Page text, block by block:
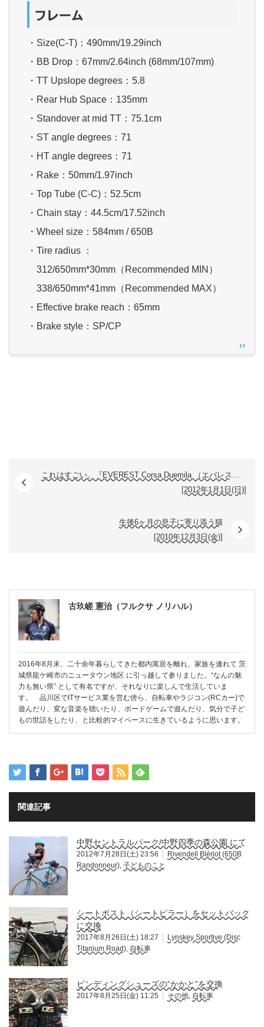
フレーム
・Size(C-T)：490mm/19.29inch
・BB Drop：67mm/2.64inch (68mm/107mm)
・TT Upslope degrees：5.8
・Rear Hub Space：135mm
・Standover at mid TT：75.1cm
・ST angle degrees：71
・HT angle degrees：71
・Rake：50mm/1.97inch
・Top Tube (C-C)：52.5cm
・Chain stay：44.5cm/17.52inch
・Wheel size：584mm / 650B
・Tire radius ：
312/650mm*30mm（Recommended MIN）
338/650mm*41mm（Recommended MAX）
・Effective brake reach：65mm
・Brake style：SP/CP
[2012年1月1日(日)]
生後6ヶ月の息子に寄り添う猫
[2010年12月3日(金)]
古玖嵯 憲治（フルクサ ノリハル）
2016年8月末、二十余年暮らしてきた都内寓居を離れ、家族を連れて 茨
城県龍ケ崎市のニュータウン地区 に引っ越して参りました。“なんの魅
力も無い県” として有名ですが、それなりに楽しんで生活していま
す。 品川区でITサービス業を営む傍ら、自転車やラジコン(RCカー)で
遊んだり、変な音楽を聴いたり、ボードゲームで遊んだり、気分で子ど
もの世話をしたり、と比較的マイペースに生きているように思います。
関連記事
中野セントラルパーク/中野四季の森公園 にて
2012年7月28日(土) 23:56
Rivendell Blériot (650B
Randonneur) 子どものこと
シートポスト（シートピラー）をセットバック
に交換
2017年8月26日(土) 18:27
Lynskey Sportive (Disc
Titanium Road) 自転車
ビンディングシューズの“かかと”を交換
2017年8月25日(金) 11:25 その他 自転車